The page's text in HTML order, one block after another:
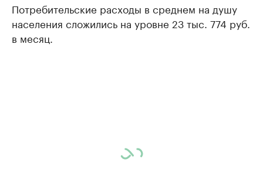
Потребительские расходы в среднем на душу
населения сложились на уровне 23 тыс. 774 руб.
в месяц.